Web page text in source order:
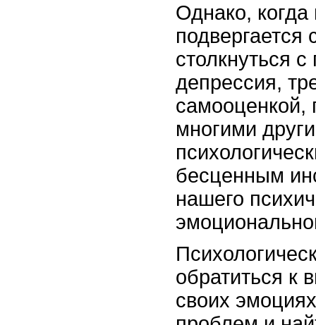
Однако,
столкнуться
депрессия,
самооценкой,
многими
бесценным
нашего
обратиться к
своих